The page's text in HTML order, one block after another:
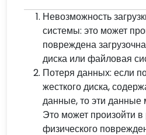
Невозможность
системы: это может
повреждена
диска или файловая
Потеря данных: если
жесткого диска,
данные, то эти данные
Это может произойти в
физического